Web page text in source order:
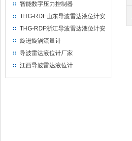
智能数字压力控制器
THG-RDF山东导波雷达液位计安
装方法
THG-RDF浙江导波雷达液位计安
装方法
旋进旋涡流量计
导波雷达液位计厂家
江西导波雷达液位计